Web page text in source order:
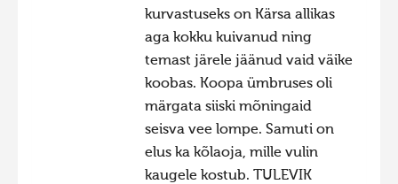
kurvastuseks on Kärsa allikas
aga kokku kuivanud ning
temast järele jäänud vaid väike
koobas. Koopa ümbruses oli
märgata siiski mõningaid
seisva vee lompe. Samuti on
elus ka kõlaoja, mille vulin
kaugele kostub. TULEVIK